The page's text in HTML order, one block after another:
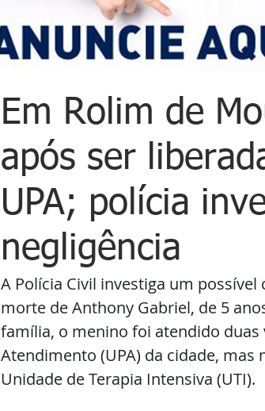
Em Rolim de
após ser
UPA; polícia
negligência
A Polícia Civil investiga um
morte de Anthony Gabriel, de 5
família, o menino foi atendido duas
Atendimento (UPA) da cidade,
Unidade de Terapia Intensiva (UTI).